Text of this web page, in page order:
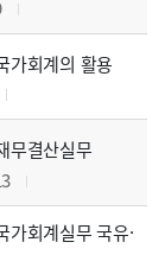
가회계의 활용
무결산실무
가회계실무 국유·